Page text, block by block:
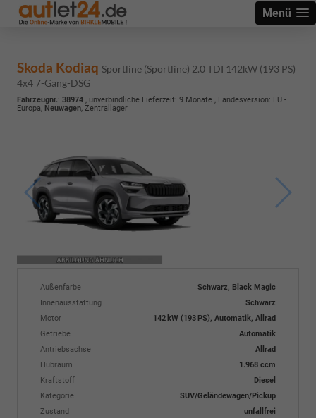
Menü
Skoda Kodiaq Sportline (Sportline) 2.0 TDI 142kW (193 PS)
4x4 7-Gang-DSG
Fahrzeugnr.: 38974 , unverbindliche Lieferzeit: 9 Monate , Landesversion: EU -
Europa, Neuwagen, Zentrallager
Außenfarbe
Schwarz, Black Magic
Innenausstattung
Schwarz
Motor
142 kW (193 PS), Automatik, Allrad
Getriebe
Automatik
Antriebsachse
Allrad
Hubraum
1.968 ccm
Kraftstoff
Diesel
Kategorie
SUV/Geländewagen/Pickup
Zustand
unfallfrei